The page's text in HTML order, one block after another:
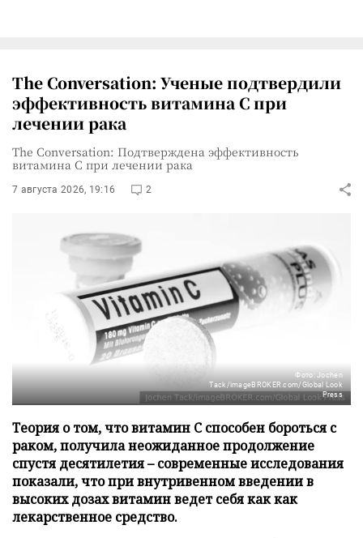
The Conversation: Ученые подтвердили
эффективность витамина C при
лечении рака
The Conversation: Подтверждена эффективность
витамина C при лечении рака
7 августа 2026, 19:16 2
Фото: Jochen
Tack/imageBROKER.com/Global Look
Press
Теория о том, что витамин C способен бороться с
раком, получила неожиданное продолжение
спустя десятилетия – современные исследования
показали, что при внутривенном введении в
высоких дозах витамин ведет себя как как
лекарственное средство.